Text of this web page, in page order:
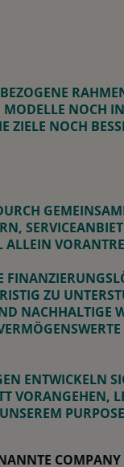
NOCH
ZIELE NOCH
ALLEIN
ZU
NACHHALTIGE
ENTWICKELN
VORANGEHEN,